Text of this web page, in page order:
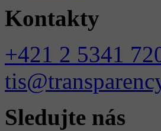
Kontakty
+421 2 5341
Sledujte nás